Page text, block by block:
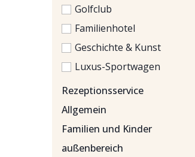
Golfclub
Familienhotel
Geschichte & Kunst
Luxus-Sportwagen
Rezeptionsservice
Allgemein
Familien und Kinder
außenbereich